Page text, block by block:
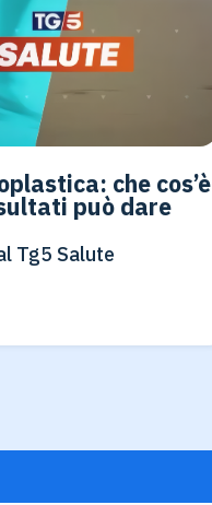
che cos’è
può dare
Tg5 Salute